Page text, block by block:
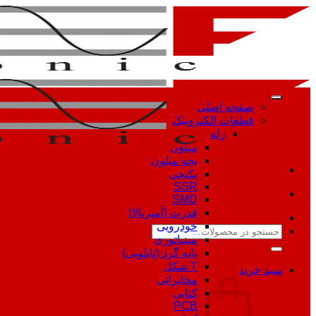
Skip
جستجو
سبد خرید
صفحه اصلی
قطعات الکترونیک
رله
میلون
بچه میلون
پکیجی
SSR
SMD
قدرت (آمپربالا)
خودرویی
مینیاتوری
پایه گرد (تابلویی)
T شکل
مخابراتی
کتابی
PCB